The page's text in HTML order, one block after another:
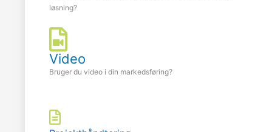
løsning?
Video
Bruger du video i din markedsføring?